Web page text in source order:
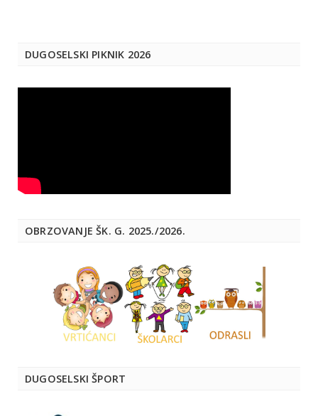
DUGOSELSKI PIKNIK 2026
OBRZOVANJE ŠK. G. 2025./2026.
DUGOSELSKI ŠPORT